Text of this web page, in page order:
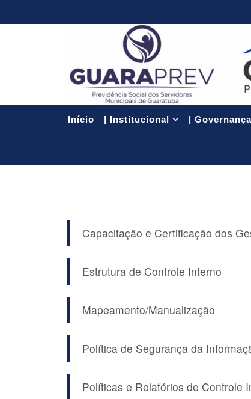
Início | Institucional |
Capacitação e Certificação dos
Estrutura de Controle Interno
Mapeamento/Manualização
Política de Segurança da
Políticas e Relatórios de Controle